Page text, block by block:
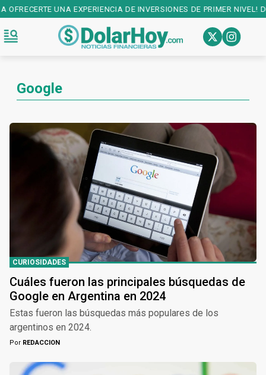
DE INVERSIONES DE PRIMER NIVEL! DESCARGALA EN: PLAY
Google
CURIOSIDADES
Cuáles fueron las principales búsquedas de
Google en Argentina en 2024
Estas fueron las búsquedas más populares de los
argentinos en 2024.
Por REDACCION